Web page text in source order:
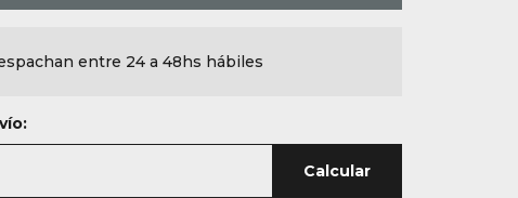
entre 24 a 48hs hábiles
Calcular